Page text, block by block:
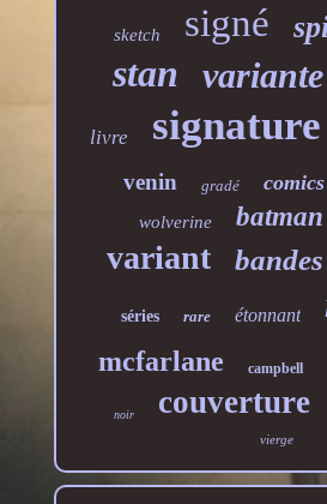
sketch signé
stan variante
livre signature
venin gradé comics
wolverine batman
variant
séries rare étonnant
mcfarlane campbell
noir couverture
vierge